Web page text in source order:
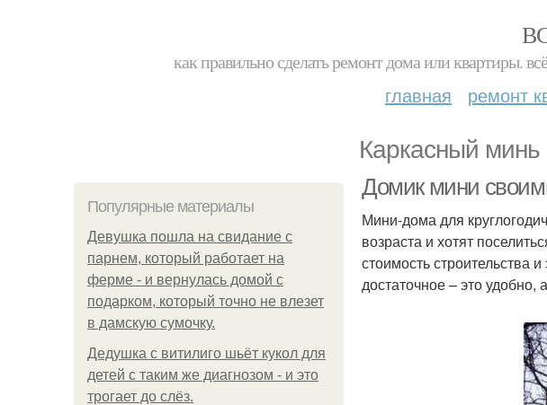
как правильно сделать ремонт дома или квартиры.
главная ремонт
Каркасный минь
Популярные материалы
Девушка пошла на свидание с
парнем, который работает на
ферме - и вернулась домой с
подарком, который точно не влезет
в дамскую сумочку.
Дедушка с витилиго шьёт кукол для
детей с таким же диагнозом - и это
трогает до слёз.
Домик мини
Мини-дома для
возраста и хотят
стоимость строительства
достаточное – это удобно,